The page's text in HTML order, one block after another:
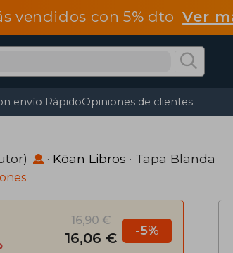
vendidos con 5% dtoVer
envío RápidoOpiniones de clientes
· Kōan Libros · Tapa Blanda
16,90 €
16,06 € -5%